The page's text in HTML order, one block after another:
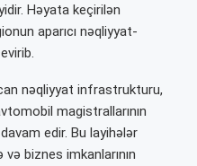
Həyata keçirilən
aparıcı nəqliyyat-
nəqliyyat infrastrukturu,
magistrallarının
edir. Bu layihələr
biznes imkanlarının